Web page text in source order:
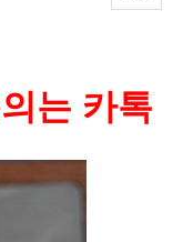
는 카톡